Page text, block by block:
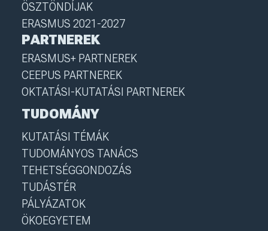
ÖSZTÖNDÍJAK
ERASMUS 2021-2027
PARTNEREK
ERASMUS+ PARTNEREK
CEEPUS PARTNEREK
OKTATÁSI-KUTATÁSI PARTNEREK
TUDOMÁNY
KUTATÁSI TÉMÁK
TUDOMÁNYOS TANÁCS
TEHETSÉGGONDOZÁS
TUDÁSTÉR
PÁLYÁZATOK
ÖKOEGYETEM